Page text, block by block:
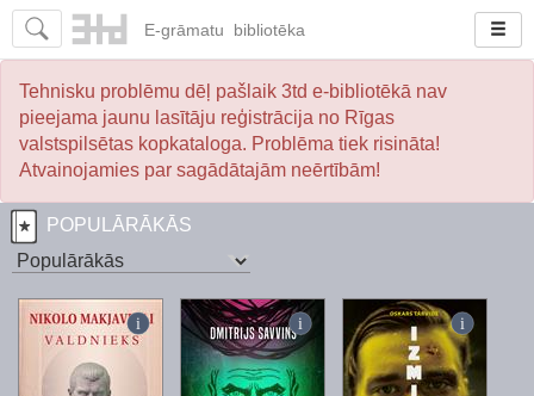
E-grāmatu bibliotēka
Tehnisku problēmu dēļ pašlaik 3td e-bibliotēkā nav
pieejama jaunu lasītāju reģistrācija no Rīgas
valstspilsētas kopkataloga. Problēma tiek risināta!
Atvainojamies par sagādātajām neērtībām!
POPULĀRĀKĀS